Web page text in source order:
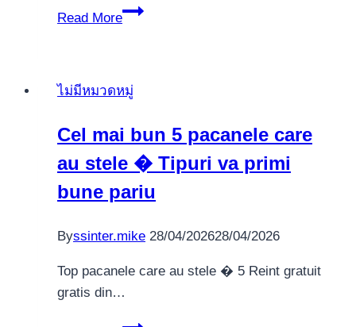
Read More
1xBet
распишитесь
и
iOS
Взвести
адденда
APK
из
ไม่มีหมวดหมู่
Cel mai bun 5 pacanele care
au stele � Tipuri va primi
bune pariu
Byssinter.mike 28/04/202628/04/2026
Top pacanele care au stele � 5 Reint gratuit
gratis din…